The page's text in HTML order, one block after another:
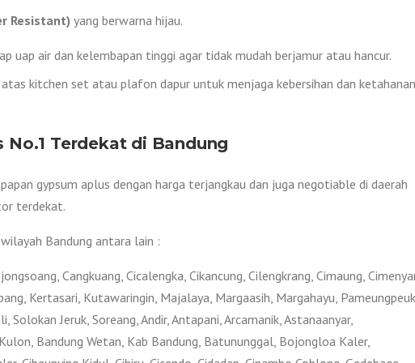
Resistant) yang berwarna hijau.
uap air dan kelembapan tinggi agar tidak mudah berjamur atau hancur.
atas kitchen set atau plafon dapur untuk menjaga kebersihan dan ketahanan
No.1 Terdekat di Bandung
gypsum aplus dengan harga terjangkau dan juga negotiable di daerah
terdekat.
Bandung antara lain :
Cangkuang, Cicalengka, Cikancung, Cilengkrang, Cimaung,
Kertasari, Kutawaringin, Majalaya, Margaasih, Margahayu,
Solokan Jeruk, Soreang, Andir, Antapani, Arcamanik, Astanaanyar,
Bandung Wetan, Kab Bandung, Batununggal, Bojongloa Kaler,